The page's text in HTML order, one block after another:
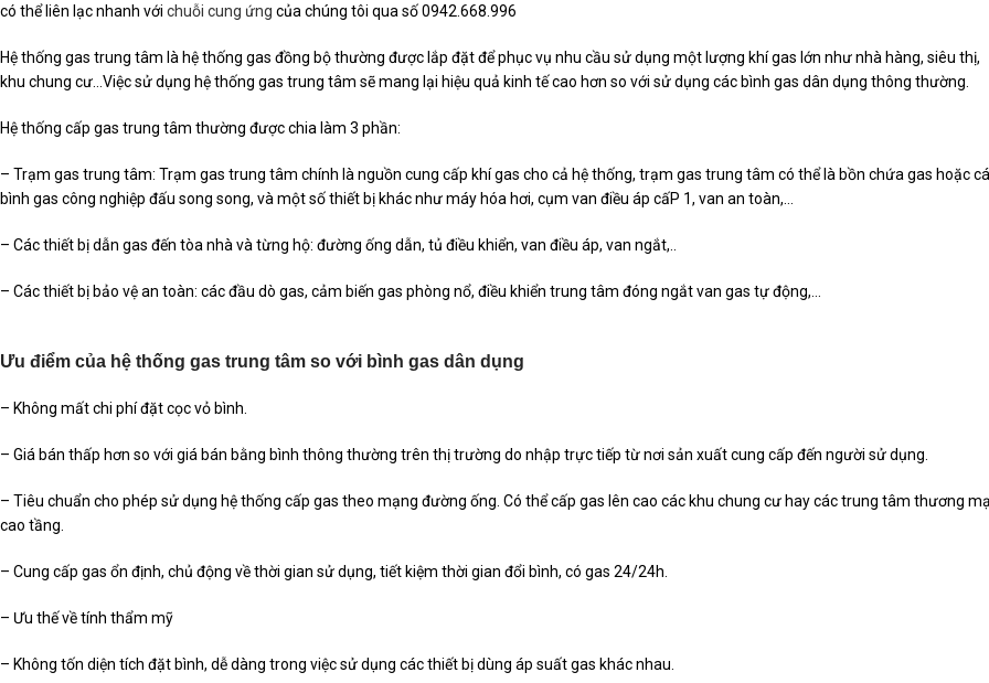
có thể liên lạc nhanh với chuỗi cung ứng của chúng tôi qua số 0942.668.996
Hệ thống gas trung tâm là hệ thống gas đồng bộ thường được lắp đặt để phục vụ nhu cầu sử dụng một lượng khí gas lớn như nhà hàng, siêu thị,
khu chung cư…Việc sử dụng hệ thống gas trung tâm sẽ mang lại hiệu quả kinh tế cao hơn so với sử dụng các bình gas dân dụng thông thường.
Hệ thống cấp gas trung tâm thường được chia làm 3 phần:
– Trạm gas trung tâm: Trạm gas trung tâm chính là nguồn cung cấp khí gas cho cả hệ thống, trạm gas trung tâm có thể là bồn chứa gas hoặc
bình gas công nghiệp đấu song song, và một số thiết bị khác như máy hóa hơi, cụm van điều áp cấP 1, van an toàn,…
– Các thiết bị dẫn gas đến tòa nhà và từng hộ: đường ống dẫn, tủ điều khiển, van điều áp, van ngắt,..
– Các thiết bị bảo vệ an toàn: các đầu dò gas, cảm biến gas phòng nổ, điều khiển trung tâm đóng ngắt van gas tự động,…
Ưu điểm của hệ thống gas trung tâm so với bình gas dân dụng
– Không mất chi phí đặt cọc vỏ bình.
– Giá bán thấp hơn so với giá bán bằng bình thông thường trên thị trường do nhập trực tiếp từ nơi sản xuất cung cấp đến người sử dụng.
– Tiêu chuẩn cho phép sử dụng hệ thống cấp gas theo mạng đường ống. Có thể cấp gas lên cao các khu chung cư hay các trung tâm thương
cao tầng.
– Cung cấp gas ổn định, chủ động về thời gian sử dụng, tiết kiệm thời gian đổi bình, có gas 24/24h.
– Ưu thế về tính thẩm mỹ
– Không tốn diện tích đặt bình, dễ dàng trong việc sử dụng các thiết bị dùng áp suất gas khác nhau.